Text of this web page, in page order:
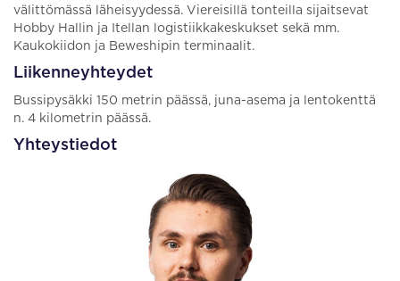
välittömässä läheisyydessä. Viereisillä tonteilla sijaitsevat
Hobby Hallin ja Itellan logistiikkakeskukset sekä mm.
Kaukokiidon ja Beweshipin terminaalit.
Liikenneyhteydet
Bussipysäkki 150 metrin päässä, juna-asema ja lentokenttä
n. 4 kilometrin päässä.
Yhteystiedot